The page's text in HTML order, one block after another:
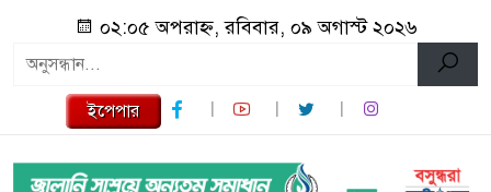
০২:০৫ অপরাহ্ন, রবিবার, ০৯ অগাস্ট ২০২৬
ইপেপার